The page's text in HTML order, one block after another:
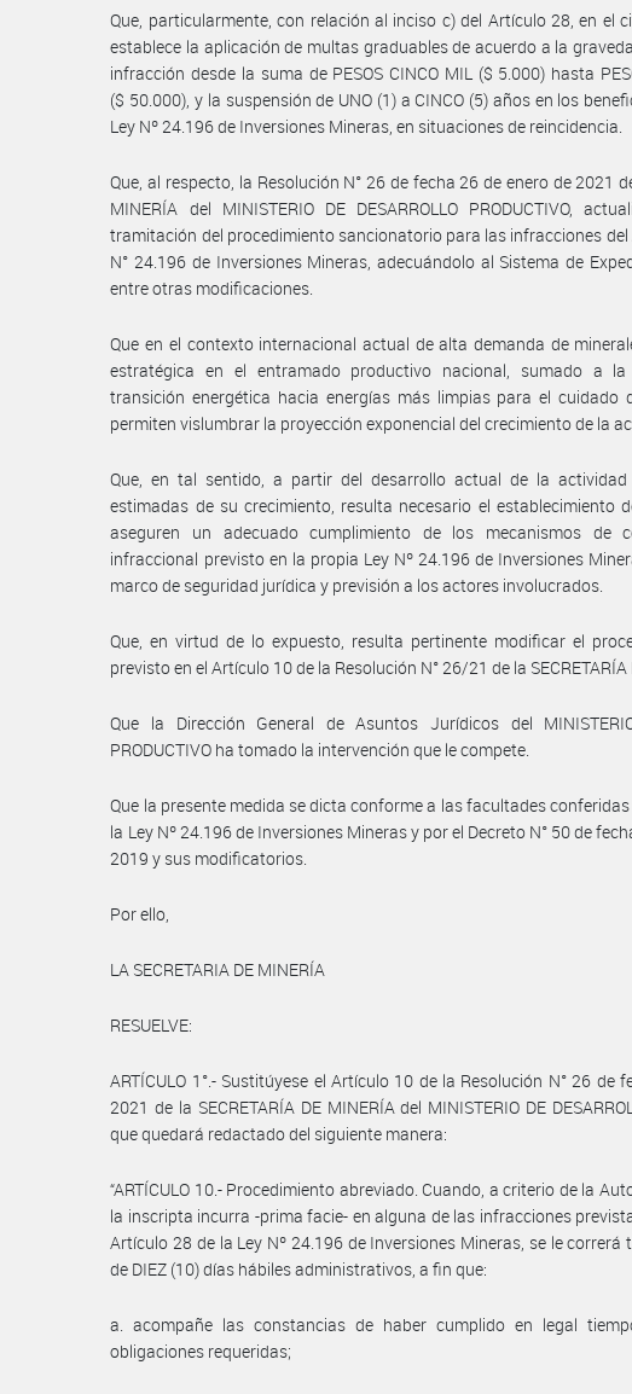
Que, particularmente, con relación al inciso c) del Artículo 28, en el
establece la aplicación de multas graduables de acuerdo a la
infracción desde la suma de PESOS CINCO MIL ($ 5.000) hasta
($ 50.000), y la suspensión de UNO (1) a CINCO (5) años en los
Ley Nº 24.196 de Inversiones Mineras, en situaciones de reincidencia.
Que, al respecto, la Resolución N° 26 de fecha 26 de enero de 2021
MINERÍA del MINISTERIO DE DESARROLLO PRODUCTIVO,
tramitación del procedimiento sancionatorio para las infracciones del
N° 24.196 de Inversiones Mineras, adecuándolo al Sistema de
entre otras modificaciones.
Que en el contexto internacional actual de alta demanda de
estratégica en el entramado productivo nacional, sumado a
transición energética hacia energías más limpias para el cuidado
permiten vislumbrar la proyección exponencial del crecimiento de la
Que, en tal sentido, a partir del desarrollo actual de la actividad
estimadas de su crecimiento, resulta necesario el establecimiento
aseguren un adecuado cumplimiento de los mecanismos de
infraccional previsto en la propia Ley Nº 24.196 de Inversiones
marco de seguridad jurídica y previsión a los actores involucrados.
Que, en virtud de lo expuesto, resulta pertinente modificar el
previsto en el Artículo 10 de la Resolución N° 26/21 de la SECRETARÍA
Que la Dirección General de Asuntos Jurídicos del MINISTERIO
PRODUCTIVO ha tomado la intervención que le compete.
Que la presente medida se dicta conforme a las facultades
la Ley Nº 24.196 de Inversiones Mineras y por el Decreto N° 50 de
2019 y sus modificatorios.
Por ello,
LA SECRETARIA DE MINERÍA
RESUELVE:
ARTÍCULO 1°.- Sustitúyese el Artículo 10 de la Resolución N° 26 de
2021 de la SECRETARÍA DE MINERÍA del MINISTERIO DE
que quedará redactado del siguiente manera:
“ARTÍCULO 10.- Procedimiento abreviado. Cuando, a criterio de la
la inscripta incurra -prima facie- en alguna de las infracciones
Artículo 28 de la Ley Nº 24.196 de Inversiones Mineras, se le
de DIEZ (10) días hábiles administrativos, a fin que:
a. acompañe las constancias de haber cumplido en legal
obligaciones requeridas;